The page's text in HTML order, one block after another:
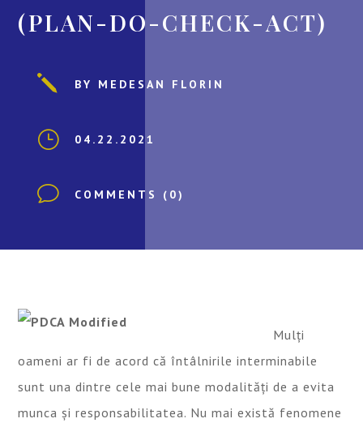
(PLAN-DO-CHECK-ACT)
j BY MEDESAN FLORIN
} 04.22.2021
v COMMENTS (0)
Mulți
oameni ar fi de acord că întâlnirile interminabile
sunt una dintre cele mai bune modalități de a evita
munca și responsabilitatea. Nu mai există fenomene